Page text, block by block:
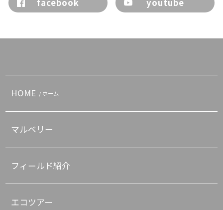
facebook youtube
HOME / ホーム
マルベリー
フィールド紹介
エコツアー